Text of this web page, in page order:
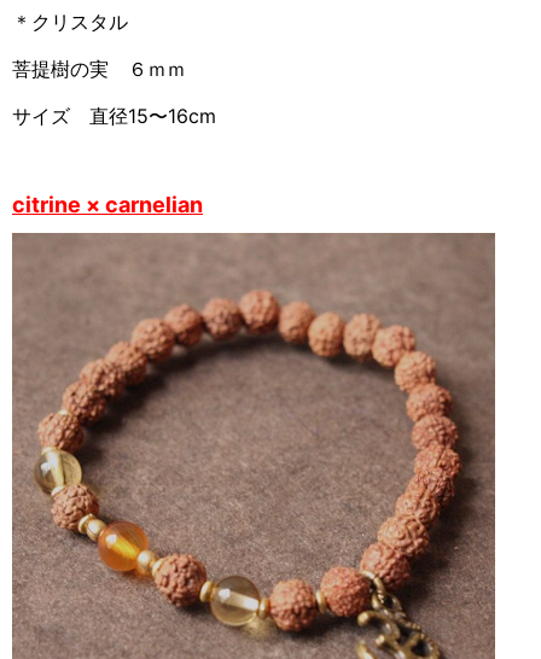
＊クリスタル
菩提樹の実 ６ｍｍ
サイズ 直径15〜16cm
citrine × carnelian